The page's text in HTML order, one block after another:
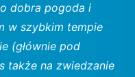
dobra pogoda i
w szybkim tempie
(głównie pod
także na zwiedzanie